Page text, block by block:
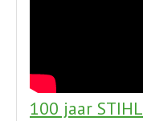
100 jaar STIHL